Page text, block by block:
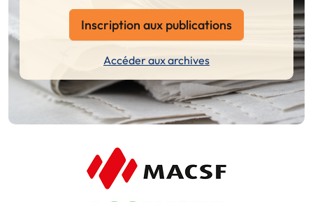
Inscription aux publications
Accéder aux archives